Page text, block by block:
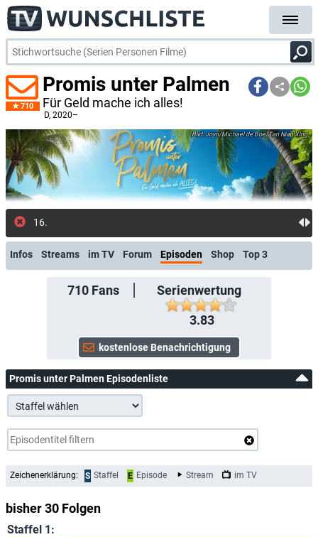
710
Promis unter Palmen
Für Geld mache ich alles!
D, 2020–
Joyn/Michael de Boe/Tan Nian Xing
16.07.: Neu
Infos Streams im TV Forum Episoden Shop Top 3
710Fans
Serienwertung
3.83
Promis unter Palmen Episodenliste
Zeichenerklärung: S Staffel E Episode Stream im TV
bisher 30 Folgen
Staffel 1: